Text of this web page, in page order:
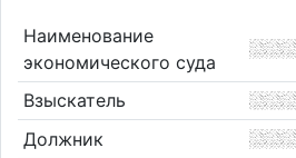
Наименование
экономического суда
Взыскатель
Должник